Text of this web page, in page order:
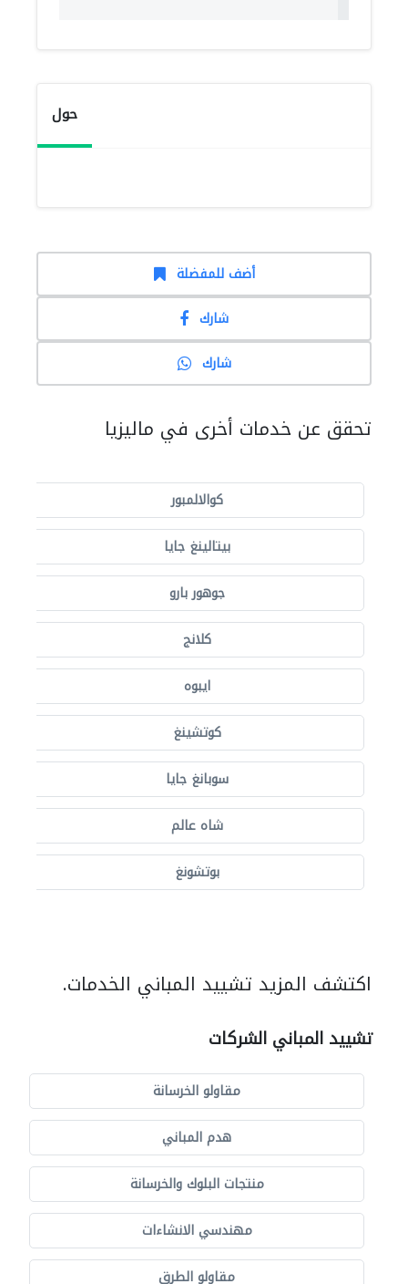
حول
أضف للمفضلة
شارك
شارك
تحقق عن خدمات أخرى في ماليزيا
كوالالمبور
بيتالينغ جايا
جوهور بارو
كلانج
ايبوه
كوتشينغ
سوبانغ جايا
شاه عالم
بوتشونغ
اكتشف المزيد تشييد المباني الخدمات.
تشييد المباني الشركات
مقاولو الخرسانة
هدم المباني
منتجات البلوك والخرسانة
مهندسي الانشاءات
مقاولو الطرق